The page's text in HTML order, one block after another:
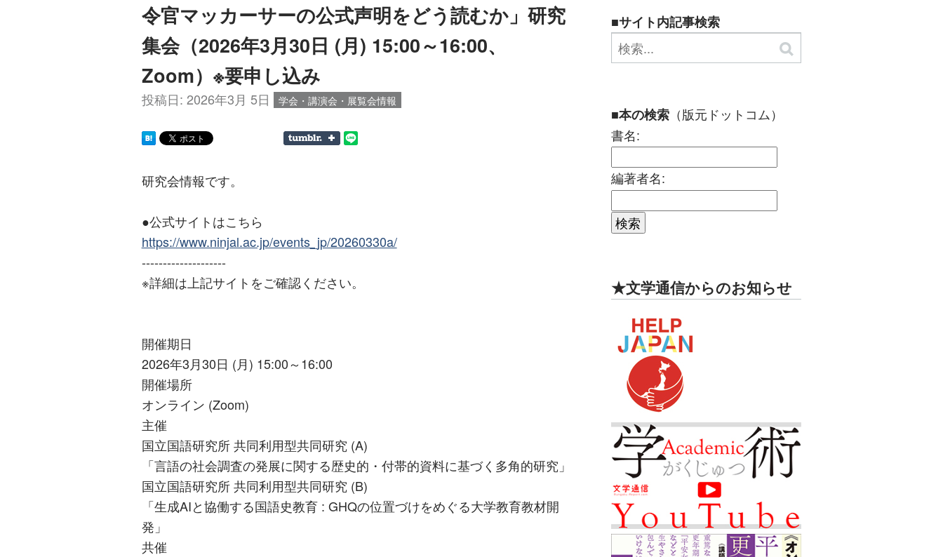
令官マッカーサーの公式声明をどう読むか」研究
集会（2026年3月30日 (月) 15:00～16:00、
Zoom）※要申し込み
投稿日: 2026年3月 5日 学会・講演会・展覧会情報
研究会情報です。
●公式サイトはこちら
https://www.ninjal.ac.jp/events_jp/20260330a/
--------------------
※詳細は上記サイトをご確認ください。
開催期日
2026年3月30日 (月) 15:00～16:00
開催場所
オンライン (Zoom)
主催
国立国語研究所 共同利用型共同研究 (A)
「言語の社会調査の発展に関する歴史的・付帯的資料に基づく多角的研究」
国立国語研究所 共同利用型共同研究 (B)
「生成AIと協働する国語史教育 : GHQの位置づけをめぐる大学教育教材開
発」
共催
■サイト内記事検索
■本の検索（版元ドットコム）
書名:
編著者名:
★文学通信からのお知らせ